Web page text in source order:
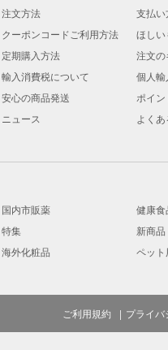
注文方法 支払
クーポンコードご利用方法 ほし
定期購入方法 注文
輸入消費税について 個人
安心の商品発送 ポイ
ニュース よく
国内市販薬 健康食
特集 新商品
海外化粧品 ペット
ご利用規約 プライバ